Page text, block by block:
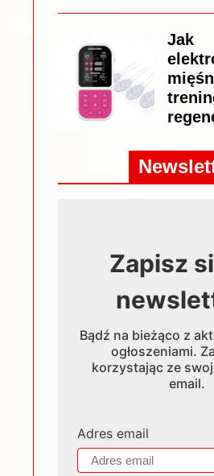
Jak
Zapisz
Bądź na bieżąco z
ogłoszeniami.
korzystając ze
email.
Adres email